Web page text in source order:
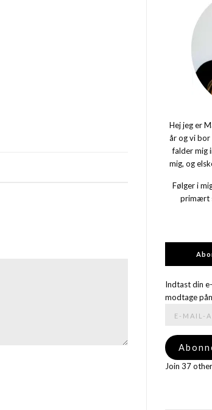
Hej jeg er
år og vi bor
falder mig
mig, og
Følger i
primært
Indtast din
modtage
adresse
Join 37